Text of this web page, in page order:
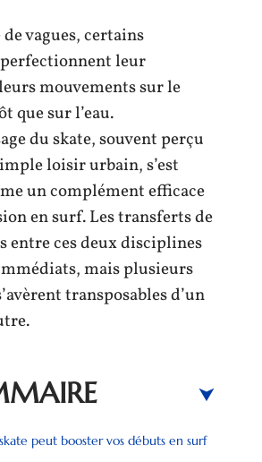
de vagues, certains
leur
mouvements sur le
que sur l’eau.
du skate, souvent perçu
loisir urbain, s’est
un complément efficace
en surf. Les transferts de
entre ces deux disciplines
mais plusieurs
transposables d’un
peut booster vos débuts en surf